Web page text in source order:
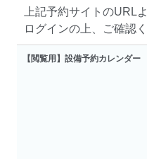
上記予約サイトのURL
ログインの上、ご確認く
【閲覧用】設備予約カレンダー